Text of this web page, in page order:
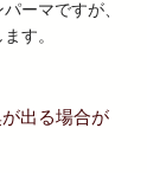
ーマですが、
す。
出る場合が